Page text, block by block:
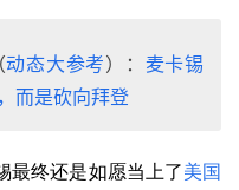
动态大参考）： 麦卡锡
而是砍向拜登
最终还是如愿当上了美国